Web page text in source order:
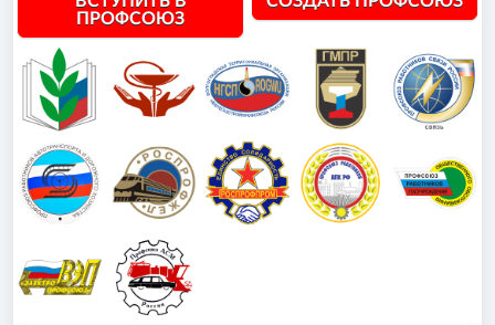
ПРОФСОЮЗ